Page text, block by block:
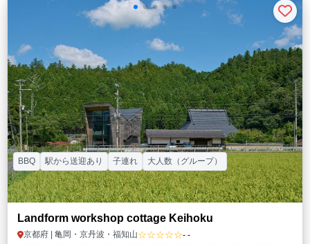
Landform workshop cottage Keihoku
京都府 | 亀岡・京丹波・福知山☆☆☆☆☆- -
BBQ 駅から送迎あり 子連れ 大人数（グループ）